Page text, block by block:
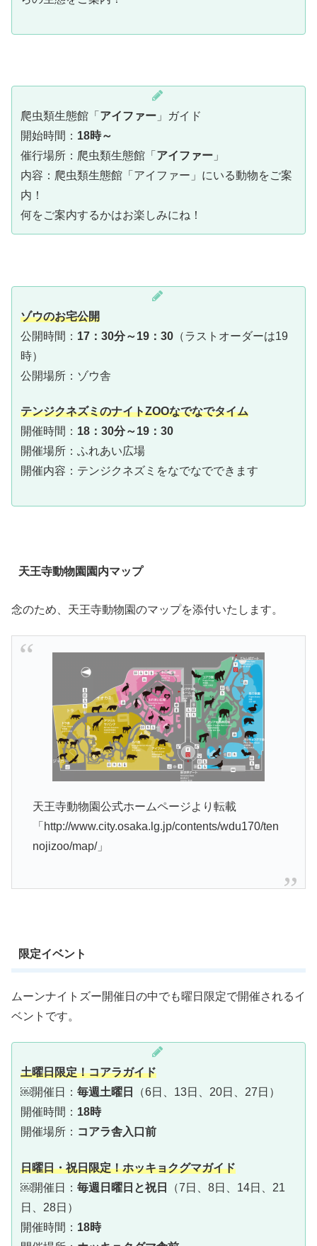
爬虫類生態館「 アイファー 」ガイド
開始時間： 18時～
催行場所：爬虫類生態館「 アイファー 」
内容：爬虫類生態館「アイファー」にいる動物をご案
内！
何をご案内するかはお楽しみにね！
ゾウのお宅公開
公開時間： 17：30分～19：30 （ラストオーダーは19
時）
公開場所：ゾウ舎
テンジクネズミのナイトZOOなでなでタイム
開催時間： 18：30分～19：30
開催場所：ふれあい広場
開催内容：テンジクネズミをなでなでできます
天王寺動物園園内マップ
念のため、天王寺動物園のマップを添付いたします。
天王寺動物園公式ホームページより転載
「http://www.city.osaka.lg.jp/contents/wdu170/ten
nojizoo/map/」
限定イベント
ムーンナイトズー開催日の中でも曜日限定で開催されるイ
ベントです。
土曜日限定！コアラガイド
￼開催日： 毎週土曜日
（6日、13日、20日、27日）
開催時間： 18時
開催場所： コアラ舎入口前
日曜日・祝日限定！ホッキョクグマガイド
￼開催日： 毎週日曜日と祝日
（7日、8日、14日、21
日、28日）
開催時間： 18時